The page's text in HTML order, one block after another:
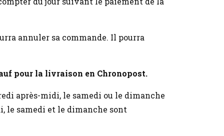
annuler sa commande. Il pourra
pour la livraison en Chronopost.
après-midi, le samedi ou le dimanche
le samedi et le dimanche sont